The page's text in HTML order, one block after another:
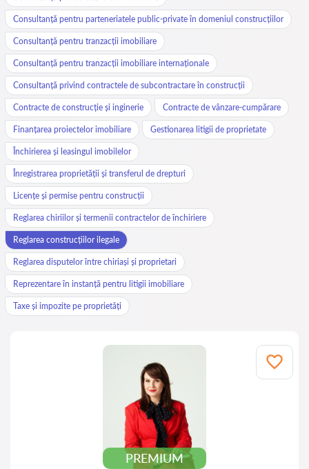
Consultanță pentru parteneriatele public-private în domeniul construcțiilor
Consultanță pentru tranzacții imobiliare
Consultanță pentru tranzacții imobiliare internaționale
Consultanță privind contractele de subcontractare în construcții
Contracte de construcție și inginerie Contracte de vânzare-cumpărare
Finanțarea proiectelor imobiliare Gestionarea litigii de proprietate
Închirierea și leasingul imobilelor
Înregistrarea proprietății și transferul de drepturi
Licențe și permise pentru construcții
Reglarea chiriilor și termenii contractelor de închiriere
Reglarea construcțiilor ilegale
Reglarea disputelor între chiriași și proprietari
Reprezentare în instanță pentru litigii imobiliare
Taxe și impozite pe proprietăți
PREMIUM